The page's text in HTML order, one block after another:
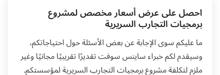
الأنظمة
وبرمجيات الملف الإلكتروني الرئيسي للتجارب السريرية
(eTMF).
احصل على عرض أسعار مخصص لمشروع
برمجيات التجارب السريرية
ما عليكم سوى الإجابة عن بعض الأسئلة حول احتياجاتكم،
وسيقدم لكم خبراء ساينس سوفت تقديرًا تقريبيًا مجانيًا وغير
ملزم لتكلفة مشروع برمجيات التجارب السريرية لمؤسستكم.